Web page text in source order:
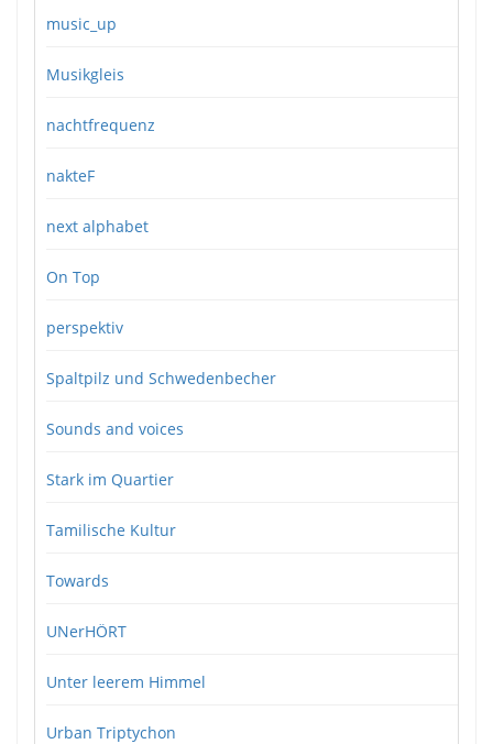
music_up
Musikgleis
nachtfrequenz
nakteF
next alphabet
On Top
perspektiv
Spaltpilz und Schwedenbecher
Sounds and voices
Stark im Quartier
Tamilische Kultur
Towards
UNerHÖRT
Unter leerem Himmel
Urban Triptychon